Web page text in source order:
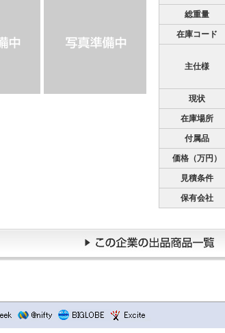
総重量
在庫コード
主仕様
現状
在庫場所
付属品
価格（万円）
見積条件
保有会社